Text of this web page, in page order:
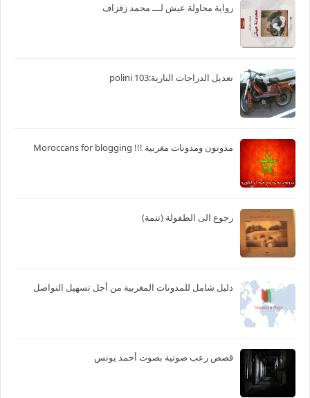
رواية محاولة عيش لـــ محمد زفزاف
تعديل الدراجات النارية:103 polini
مدونون ومدونات مغربية !!! Moroccans for blogging
رجوع الى الطفولة (تتمة)
دليل شامل للمدونات المغربية من أجل تسهيل التواصل
قصص رعب صوتية بصوت أحمد يونس